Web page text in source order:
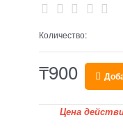
Количество:
₸900
Цена